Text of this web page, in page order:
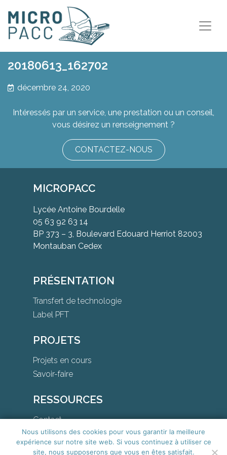
20180613_162702
décembre 24, 2020
Intéressés par un service, une prestation ou un conseil,
vous désirez un renseignement ?
CONTACTEZ-NOUS
MICROPACC
Lycée Antoine Bourdelle
05 63 92 63 14
BP 373 – 3, Boulevard Edouard Herriot 82003
Montauban Cedex
PRÉSENTATION
Transfert de technologie
Label PFT
PROJETS
Projets en cours
Savoir-faire
RESSOURCES
Contact
Téléchargements
Nous utilisons des cookies pour vous garantir la meilleure
expérience sur notre site web. Si vous continuez à utiliser ce
site, nous supposerons que vous en êtes satisfait.